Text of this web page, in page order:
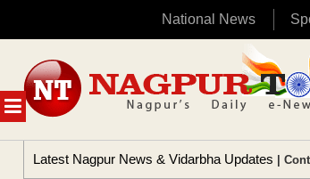
National News
MENU
content
Latest Nagpur News & Vidarbha Updates |